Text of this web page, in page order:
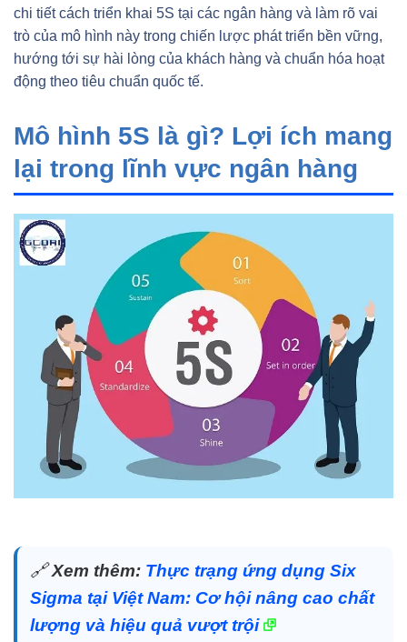
chi tiết cách triển khai 5S tại các ngân hàng và làm rõ vai
trò của mô hình này trong chiến lược phát triển bền vững,
hướng tới sự hài lòng của khách hàng và chuẩn hóa hoạt
động theo tiêu chuẩn quốc tế.
Mô hình 5S là gì? Lợi ích mang
lại trong lĩnh vực ngân hàng
🔗Xem thêm: Thực trạng ứng dụng Six
Sigma tại Việt Nam: Cơ hội nâng cao chất
lượng và hiệu quả vượt trội